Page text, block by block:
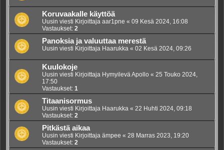
Koruvaakalle käyttöä
Uusin viesti Kirjoittaja aar1pne « 09 Kesä 2024, 16:08
Vastaukset: 2
Panoksia ja valuuttaa merestä
Uusin viesti Kirjoittaja Haarukka « 02 Kesä 2024, 09:26
Kuulokoje
Uusin viesti Kirjoittaja Hymyilevä Apollo « 25 Touko 2024,
17:50
Vastaukset: 1
Titaanisormus
Uusin viesti Kirjoittaja Haarukka « 22 Huhti 2024, 09:18
Vastaukset: 2
Pitkästä aikaa
Uusin viesti Kirjoittaja ämpee « 28 Marras 2023, 19:20
Vastaukset: 2